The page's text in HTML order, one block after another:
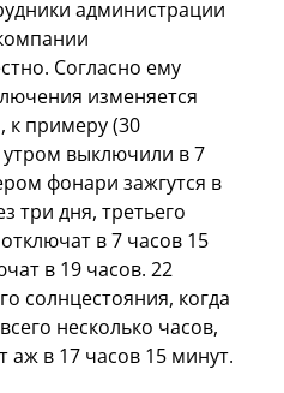
администрации
Согласно ему
изменяется
к примеру (30
выключили в 7
фонари зажгутся в
три дня, третьего
в 7 часов 15
в 19 часов. 22
солнцестояния, когда
несколько часов,
аж в 17 часов 15 минут.